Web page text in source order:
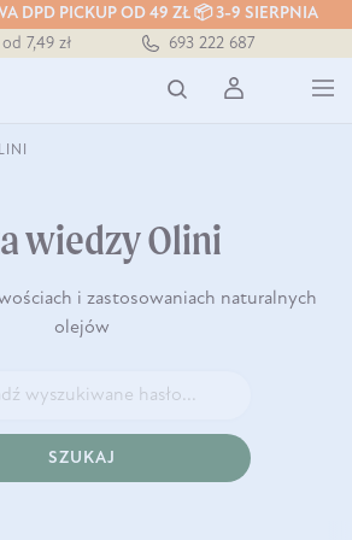
DPD PICKUP OD 49 ZŁ 📦 3-9 SIERPNIA
7,49 zł
199 zł
693 222 687
wiedzy Olini
i zastosowaniach naturalnych
olejów
SZUKAJ